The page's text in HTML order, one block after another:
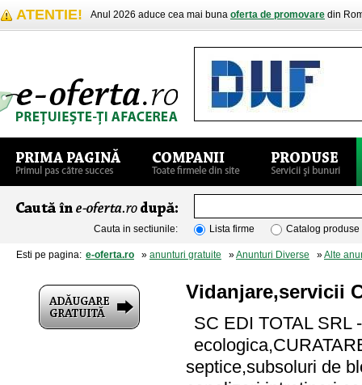
ATENTIE! Anul 2026 aduce cea mai buna oferta de promovare din
Cauta in sectiunile: Lista firme Catalog produse
Esti pe pagina: e-oferta.ro » anunturi gratuite »Anunturi Diverse »Alte
Vidanjare,servicii
SC EDI TOTAL SRL
septice,subsoluri de